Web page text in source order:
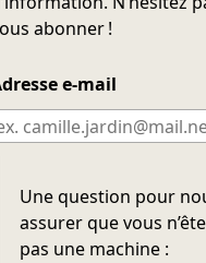
abonner !
e-mail
Une question pour
assurer que vous
pas une machine :
Ne pas remplir